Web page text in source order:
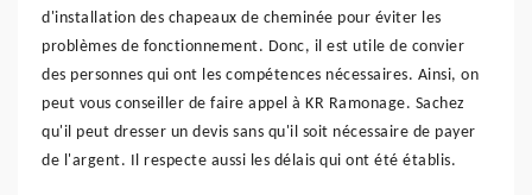
d'installation des chapeaux de cheminée pour éviter les
problèmes de fonctionnement. Donc, il est utile de convier
des personnes qui ont les compétences nécessaires. Ainsi, on
peut vous conseiller de faire appel à KR Ramonage. Sachez
qu'il peut dresser un devis sans qu'il soit nécessaire de payer
de l'argent. Il respecte aussi les délais qui ont été établis.